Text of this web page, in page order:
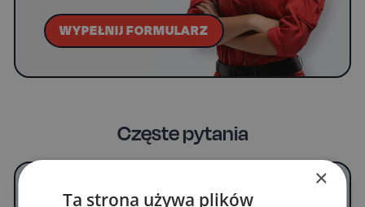
WYPEŁNIJ FORMULARZ
Częste pytania
klasycznych OMEVO EVA Dywaników®?
×
Ta strona używa plików